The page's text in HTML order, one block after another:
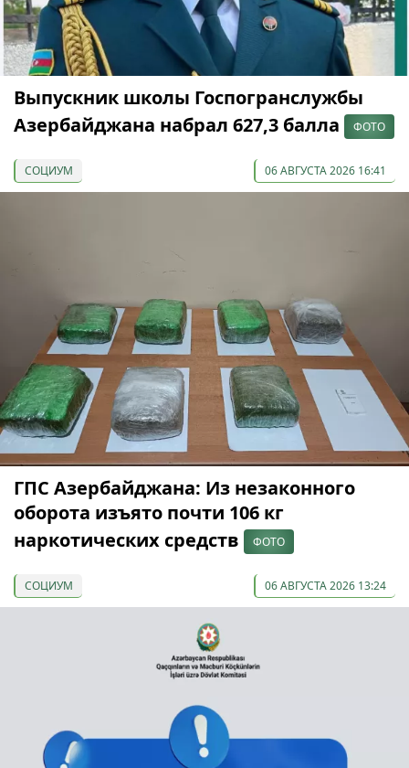
Выпускник школы Госпогранслужбы
Азербайджана набрал 627,3 балла
ФОТО
СОЦИУМ 06 АВГУСТА 2026 16:41
ГПС Азербайджана: Из незаконного
оборота изъято почти 106 кг
наркотических средств
ФОТО
СОЦИУМ 06 АВГУСТА 2026 13:24